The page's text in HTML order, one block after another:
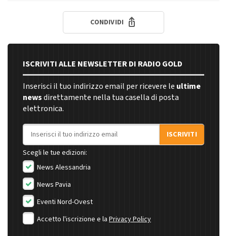
CONDIVIDI
ISCRIVITI ALLE NEWSLETTER DI RADIO GOLD
Inserisci il tuo indirizzo email per ricevere le ultime
newsdirettamente nella tua casella di posta
elettronica.
Indirizzo email
ISCRIVITI
Scegli le tue edizioni:
News Alessandria
News Pavia
Eventi Nord-Ovest
Accetto l'iscrizione e la Privacy Policy